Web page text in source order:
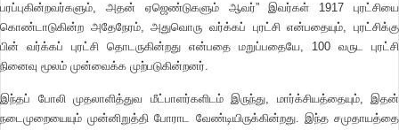
பரப்புகின்றவர்களும், அதன் ஏஜெண்டுகளும் ஆவர்” இவர்கள் 1917 புரட்சியை
கொண்டாடுகின்ற அதேநேரம், அதுவொரு வர்க்கப் புரட்சி என்பதையும், புரட்சிக்கு
பின் வர்க்கப் புரட்சி தொடருகின்றது என்பதை மறுப்பதையே, 100 வருட புரட்சி
நினைவு மூலம் முன்வைக்க முற்படுகின்றனர்.
இந்தப் போலி முதலாளித்துவ மீட்பாளர்களிடம் இருந்து, மார்க்சியத்தையும், இதன்
நடைமுறையையும் முன்னிறுத்தி போராட வேண்டியிருக்கின்றது. இந்த சமுதாயத்தை